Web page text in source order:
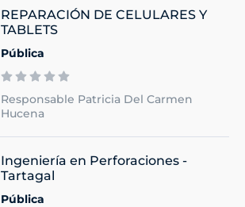
REPARACIÓN DE CELULARES Y
TABLETS
Pública
Responsable Patricia Del Carmen
Hucena
Ingeniería en Perforaciones -
Tartagal
Pública